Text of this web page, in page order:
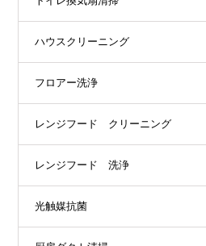
ハウスクリーニング
フロアー洗浄
レンジフード クリーニング
レンジフード 洗浄
光触媒抗菌